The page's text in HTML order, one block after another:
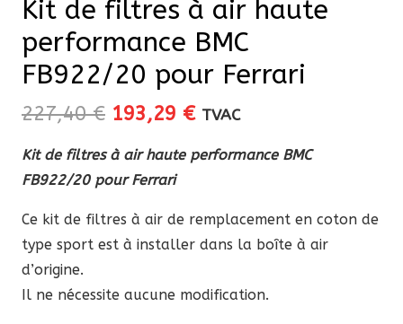
Kit de filtres à air haute
performance BMC
FB922/20 pour Ferrari
227,40€ Le
initial
était :
227,40 €.
193,29 €Le
actuel
193,29 €.
TVAC
Kit de filtres à air haute performance BMC
FB922/20 pour Ferrari
Ce kit de filtres à air de remplacement en coton de
type sport est à installer dans la boîte à air
d’origine.
Il ne nécessite aucune modification.